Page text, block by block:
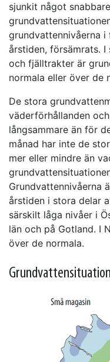
sjunkit något
grundvattennivåerna
årstiden, försämrats.
och fjälltrakter är
normala eller över de
De stora
väderförhållanden
långsammare än för
månad har inte de
mer eller mindre än
Grundvattennivåerna
årstiden i stora delar
särskilt låga nivåer i
län och på Gotland. I
över de normala.